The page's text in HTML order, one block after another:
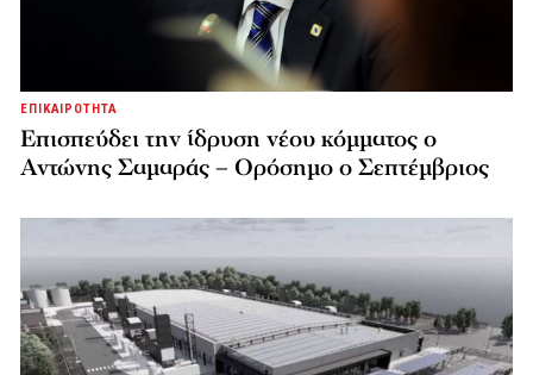
ΕΠΙΚΑΙΡΟΤΗΤΑ
Επισπεύδει την ίδρυση νέου κόμματος o
Αντώνης Σαμαράς – Ορόσημο ο Σεπτέμβριος